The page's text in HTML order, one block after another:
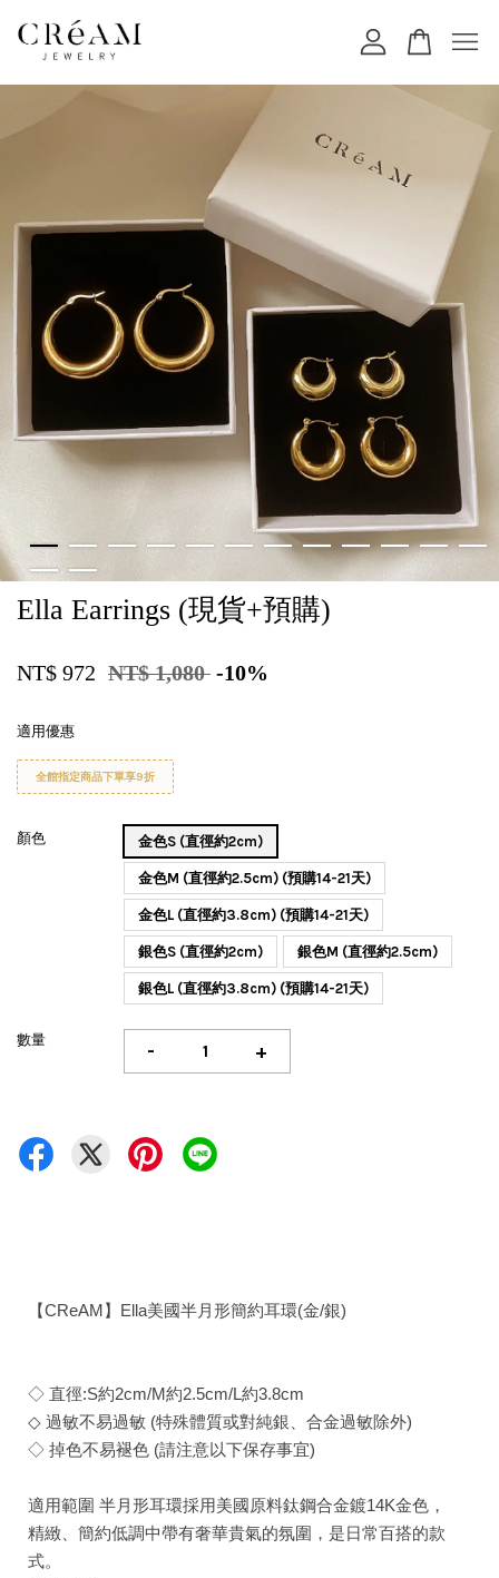
Ella Earrings (現貨+預購)
NT$ 972 NT$ 1,080 -10%
適用優惠
全館指定商品下單享9折
顏色 金色S (直徑約2cm)
金色M (直徑約2.5cm) (預購14-21天)
金色L (直徑約3.8cm) (預購14-21天)
銀色S (直徑約2cm) 銀色M (直徑約2.5cm)
銀色L (直徑約3.8cm) (預購14-21天)
數量 - +
【CReAM】Ella美國半月形簡約耳環(金/銀)
◇ 直徑:S約2cm/M約2.5cm/L約3.8cm
◇ 過敏不易過敏 (特殊體質或對純銀、合金過敏除外)
◇ 掉色不易褪色 (請注意以下保存事宜)
適用範圍 半月形耳環採用美國原料鈦鋼合金鍍14K金色，
精緻、簡約低調中帶有奢華貴氣的氛圍，是日常百搭的款
式。
您的購物車目前還是空的。
繼續購物